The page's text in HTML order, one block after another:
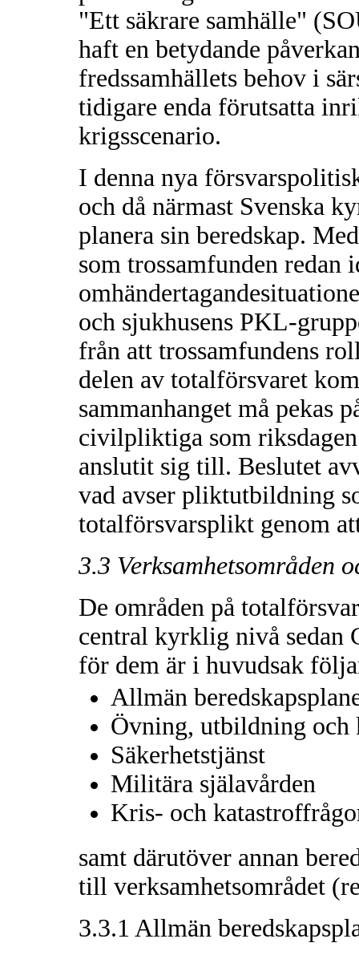
"Ett säkrare samhälle"
haft en betydande
fredssamhällets behov i
tidigare enda förutsatta
krigsscenario.
I denna nya
och då närmast Svenska
planera sin beredskap.
som trossamfunden redan
och sjukhusens PKL-
från att trossamfundens
delen av totalförsvaret
sammanhanget må pekas
civilpliktiga som
anslutit sig till. Beslutet
vad avser pliktutbildning
totalförsvarsplikt genom
3.3 Verksamhetsområden
De områden på
central kyrklig nivå sedan
för dem är i huvudsak
Allmän
Övning, utbildning och
Säkerhetstjänst
Militära själavården
Kris- och
samt därutöver annan
till verksamhetsområdet
3.3.1 Allmän